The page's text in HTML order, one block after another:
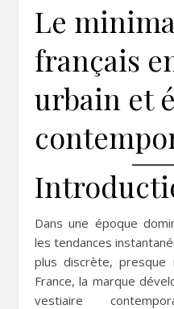
Le
français
urbain et
Dans une époque dominée par l’hyper-visibilité et
les tendances
plus discrète, presque
France, la marque
vestiaire